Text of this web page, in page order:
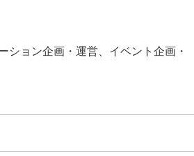
ション企画・運営、イベント企画・